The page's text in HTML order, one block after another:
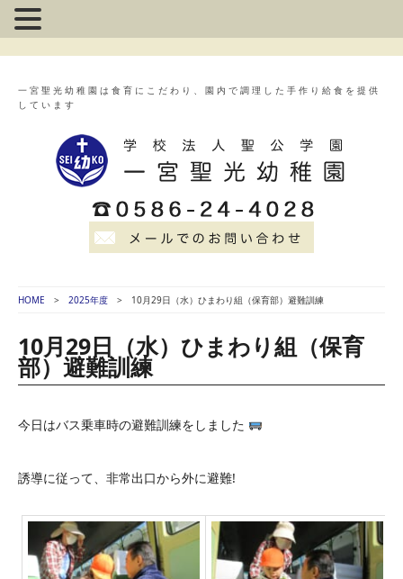
一宮聖光幼稚園は食育にこだわり、園内で調理した手作り給食を提供
しています
HOME 2025年度 10月29日（水）ひまわり組（保育部）避難訓練
10月29日（水）ひまわり組（保育
部）避難訓練
今日はバス乗車時の避難訓練をしました
誘導に従って、非常出口から外に避難!